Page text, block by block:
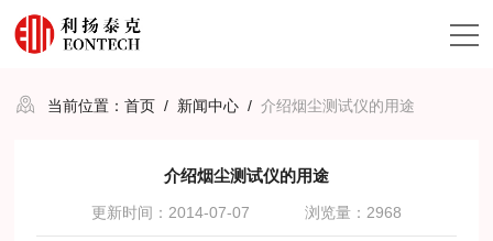
当前位置：首页 / 新闻中心 /介绍烟尘测试仪的用途
介绍烟尘测试仪的用途
更新时间：2014-07-07 浏览量：2968